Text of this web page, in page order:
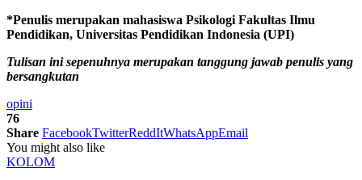
*Penulis merupakan mahasiswa Psikologi Fakultas Ilmu
Pendidikan, Universitas Pendidikan Indonesia (UPI)
Tulisan ini sepenuhnya merupakan tanggung jawab penulis yang
bersangkutan
opini
76
Share FacebookTwitterReddItWhatsAppEmail
You might also like
KOLOM